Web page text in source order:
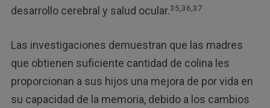
desarrollo cerebral y salud ocular.35,36,37
Las investigaciones demuestran que las madres
que obtienen suficiente cantidad de colina les
proporcionan a sus hijos una mejora de por vida en
su capacidad de la memoria, debido a los cambios